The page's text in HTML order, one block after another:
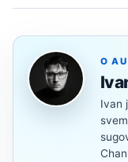
O
Ivan